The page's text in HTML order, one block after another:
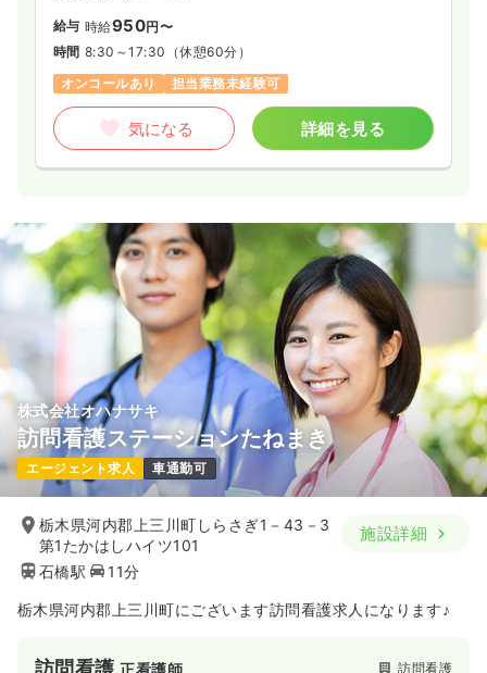
給与 時給950円〜
時間 8:30～17:30 （休憩60分）
オンコールあり
担当業務未経験可
気になる 詳細を見る
株式会社オハナサキ
訪問看護ステーションたねまき
エージェント求人 車通勤可
栃木県河内郡上三川町しらさぎ1－43－3
第1たかはしハイツ101
石橋駅
11分
施設詳細
栃木県河内郡上三川町にございます訪問看護求人になります♪
訪問看護正看護師 訪問看護